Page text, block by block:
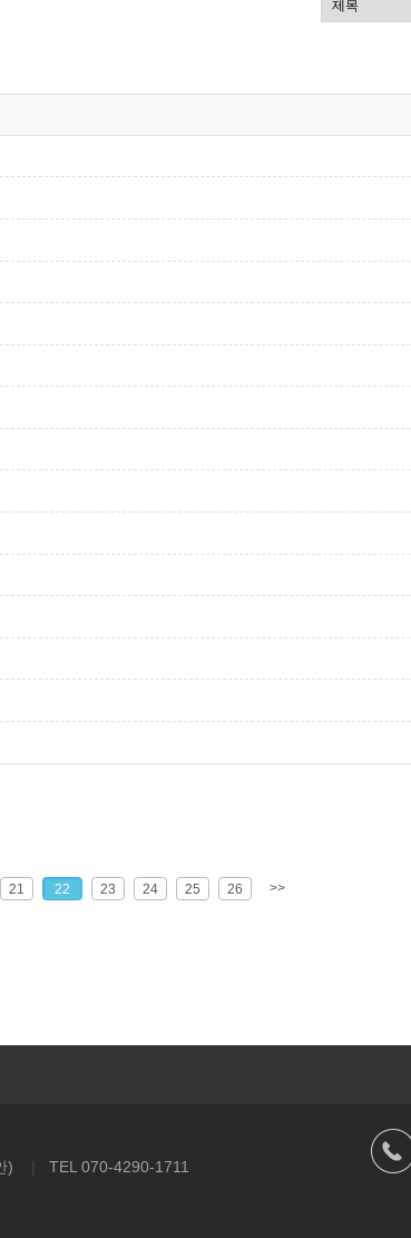
21 22 23 24 25 26 >>
)
|
TEL 070-4290-1711